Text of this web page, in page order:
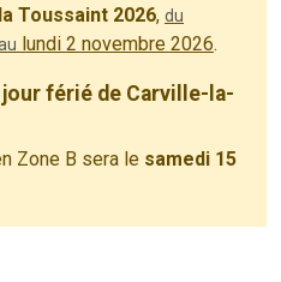
Toussaint 2026, du
lundi 2 novembre 2026.
férié de Carville-la-
Zone B sera le samedi 15